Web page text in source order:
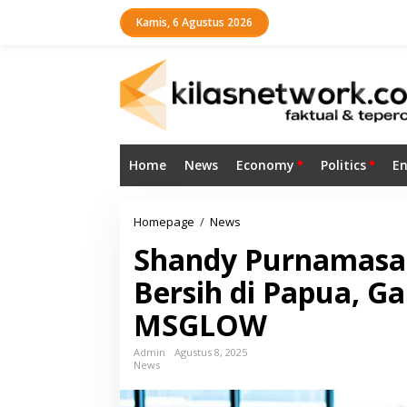
Kamis, 6 Agustus 2026
Home News Economy Politics
Homepage / News
a
n
d
y
P
u
r
m
Shandy
Bersih di Papua,
MSGLOW
Admin
Agustus 8, 2025
News